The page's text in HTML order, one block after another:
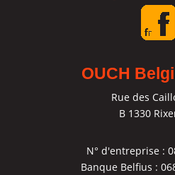
OUCH
Rue des
B 1330
N° d'entreprise :
Banque Belfius :